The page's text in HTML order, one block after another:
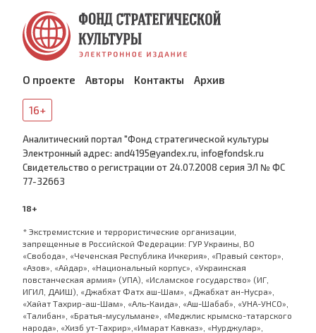
О проекте Авторы Контакты Архив
16+
Аналитический портал "Фонд стратегической культуры
Электронный адрес: and4195@yandex.ru, info@fondsk.ru
Cвидетельство о регистрации от 24.07.2008 серия ЭЛ № ФС
77-32663
18+
* Экстремистские и террористические организации,
запрещенные в Российской Федерации: ГУР Украины, ВО
«Свобода», «Чеченская Республика Ичкерия», «Правый сектор»,
«Азов», «Айдар», «Национальный корпус», «Украинская
повстанческая армия» (УПА), «Исламское государство» (ИГ,
ИГИЛ, ДАИШ), «Джабхат Фатх аш-Шам», «Джабхат ан-Нусра»,
«Хайат Тахрир-аш-Шам», «Аль-Каида», «Аш-Шабаб», «УНА-УНСО»,
«Талибан», «Братья-мусульмане», «Меджлис крымско-татарского
народа», «Хизб ут-Тахрир»,«Имарат Кавказ», «Нурджулар»,